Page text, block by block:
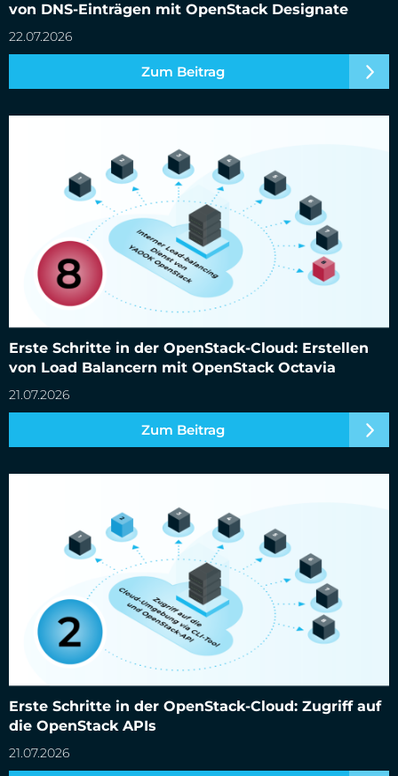
von DNS-Einträgen mit OpenStack Designate
22.07.2026
Zum Beitrag
Erste Schritte in der OpenStack-Cloud: Erstellen
von Load Balancern mit OpenStack Octavia
21.07.2026
Zum Beitrag
Erste Schritte in der OpenStack-Cloud: Erstellen von Load
Balancern mit OpenStack Octavia
Erste Schritte in der OpenStack-Cloud: Zugriff auf
die OpenStack APIs
21.07.2026
Erste Schritte in der OpenStack-Cloud: Zugriff auf die
OpenStack APIs